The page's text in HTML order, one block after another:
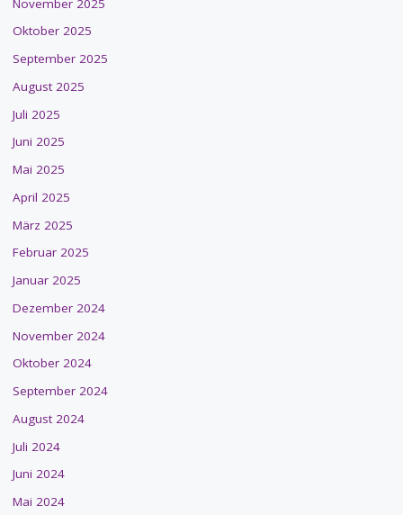
November 2025
Oktober 2025
September 2025
August 2025
Juli 2025
Juni 2025
Mai 2025
April 2025
März 2025
Februar 2025
Januar 2025
Dezember 2024
November 2024
Oktober 2024
September 2024
August 2024
Juli 2024
Juni 2024
Mai 2024